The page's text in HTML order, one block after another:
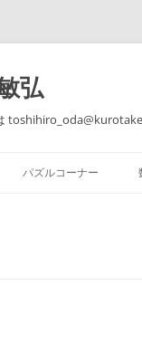
弘
パズルコーナー